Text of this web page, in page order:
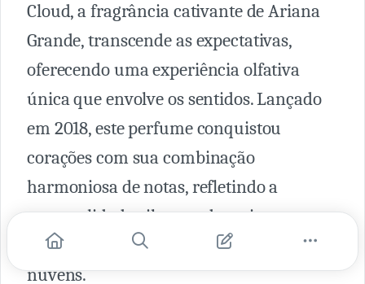
Cloud, a fragrância cativante de Ariana
Grande, transcende as expectativas,
oferecendo uma experiência olfativa
única que envolve os sentidos. Lançado
em 2018, este perfume conquistou
corações com sua combinação
harmoniosa de notas, refletindo a
personalidade vibrante da artista e
dando a sensação de estarmos nas
nuvens.